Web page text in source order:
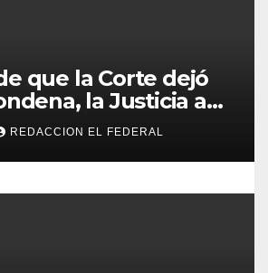
que la Corte dejó
la Justicia aún
ni un peso
REDACCION EL FEDERAL